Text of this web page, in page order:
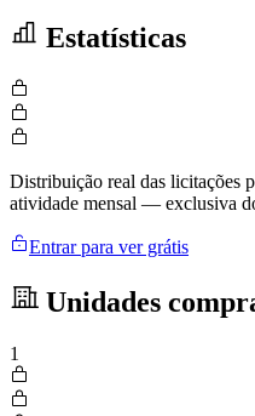
Estatísticas
Distribuição real das licitações
atividade mensal — exclusiva
Entrar para ver grátis
Unidades
1